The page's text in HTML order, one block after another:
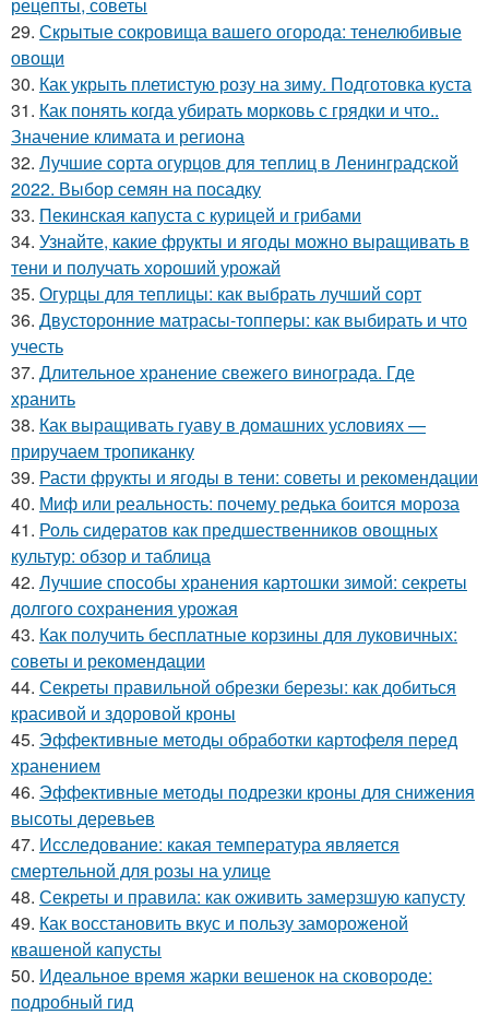
29. Скрытые сокровища вашего огорода: тенелюбивые
овощи
30. Как укрыть плетистую розу на зиму. Подготовка куста
31. Как понять когда убирать морковь с грядки и что..
Значение климата и региона
32. Лучшие сорта огурцов для теплиц в Ленинградской
2022. Выбор семян на посадку
33. Пекинская капуста с курицей и грибами
34. Узнайте, какие фрукты и ягоды можно выращивать в
тени и получать хороший урожай
35. Огурцы для теплицы: как выбрать лучший сорт
36. Двусторонние матрасы-топперы: как выбирать и что
учесть
37. Длительное хранение свежего винограда. Где
хранить
38. Как выращивать гуаву в домашних условиях —
приручаем тропиканку
39. Расти фрукты и ягоды в тени: советы и рекомендации
40. Миф или реальность: почему редька боится мороза
41. Роль сидератов как предшественников овощных
культур: обзор и таблица
42. Лучшие способы хранения картошки зимой: секреты
долгого сохранения урожая
43. Как получить бесплатные корзины для луковичных:
советы и рекомендации
44. Секреты правильной обрезки березы: как добиться
красивой и здоровой кроны
45. Эффективные методы обработки картофеля перед
хранением
46. Эффективные методы подрезки кроны для снижения
высоты деревьев
47. Исследование: какая температура является
смертельной для розы на улице
48. Секреты и правила: как оживить замерзшую капусту
49. Как восстановить вкус и пользу замороженой
квашеной капусты
50. Идеальное время жарки вешенок на сковороде:
подробный гид